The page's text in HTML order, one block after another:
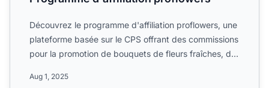
Découvrez le programme d'affiliation proflowers, une
plateforme basée sur le CPS offrant des commissions
pour la promotion de bouquets de fleurs fraîches, de
Aug 1, 2025